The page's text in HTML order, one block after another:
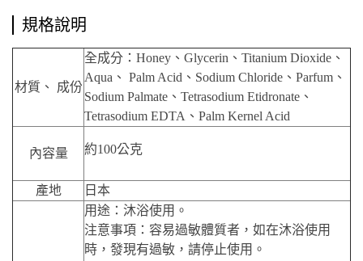
規格說明
材質、 成份
全成分：Honey、Glycerin、Titanium Dioxide、
Aqua、 Palm Acid、Sodium Chloride、Parfum、
Sodium Palmate、Tetrasodium Etidronate、
Tetrasodium EDTA、Palm Kernel Acid
內容量 約100公克
產地 日本
用途：沐浴使用。
注意事項：容易過敏體質者，如在沐浴使用
時，發現有過敏，請停止使用。